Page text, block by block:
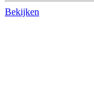
Bekijken